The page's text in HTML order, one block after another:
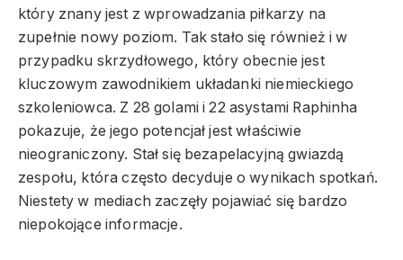
który znany jest z wprowadzania piłkarzy na
zupełnie nowy poziom. Tak stało się również i w
przypadku skrzydłowego, który obecnie jest
kluczowym zawodnikiem układanki niemieckiego
szkoleniowca. Z 28 golami i 22 asystami Raphinha
pokazuje, że jego potencjał jest właściwie
nieograniczony. Stał się bezapelacyjną gwiazdą
zespołu, która często decyduje o wynikach spotkań.
Niestety w mediach zaczęły pojawiać się bardzo
niepokojące informacje.